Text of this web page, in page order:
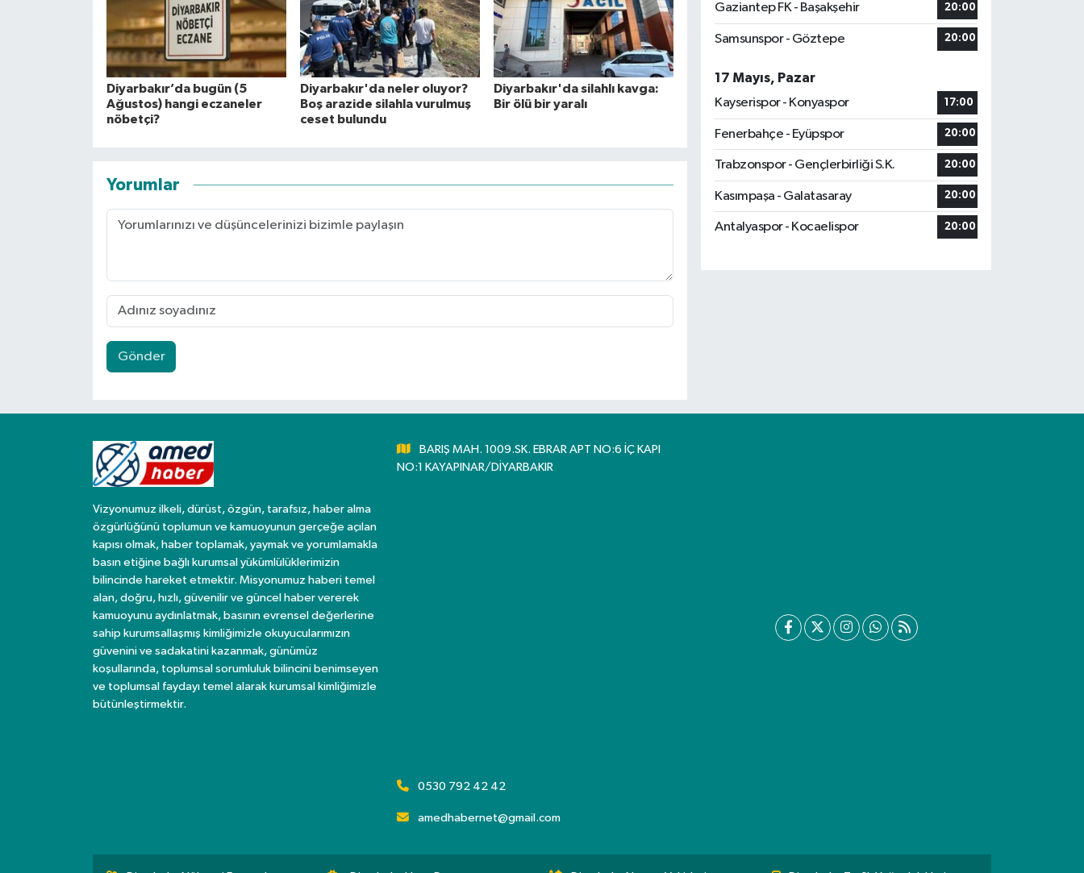
Diyarbakır’da bugün (5
Ağustos) hangi eczaneler
nöbetçi?
Diyarbakır'da neler oluyor?
Boş arazide silahla vurulmuş
ceset bulundu
Diyarbakır'da silahlı kavga:
Bir ölü bir yaralı
Yorumlar
Gönder
Gaziantep FK - Başakşehir 20:00
Samsunspor - Göztepe 20:00
17 Mayıs, Pazar
Kayserispor - Konyaspor
17:00
Fenerbahçe - Eyüpspor 20:00
Trabzonspor - Gençlerbirliği S.K. 20:00
Kasımpaşa - Galatasaray 20:00
Antalyaspor - Kocaelispor 20:00
Vizyonumuz ilkeli, dürüst, özgün, tarafsız, haber alma
özgürlüğünü toplumun ve kamuoyunun gerçeğe açılan
kapısı olmak, haber toplamak, yaymak ve yorumlamakla
basın etiğine bağlı kurumsal yükümlülüklerimizin
bilincinde hareket etmektir. Misyonumuz haberi temel
alan, doğru, hızlı, güvenilir ve güncel haber vererek
kamuoyunu aydınlatmak, basının evrensel değerlerine
sahip kurumsallaşmış kimliğimizle okuyucularımızın
güvenini ve sadakatini kazanmak, günümüz
koşullarında, toplumsal sorumluluk bilincini benimseyen
ve toplumsal faydayı temel alarak kurumsal kimliğimizle
bütünleştirmektir.
BARIŞ MAH. 1009.SK. EBRAR APT NO:6 İÇ KAPI
NO:1 KAYAPINAR/DİYARBAKIR
0530 792 42 42
amedhabernet@gmail.com